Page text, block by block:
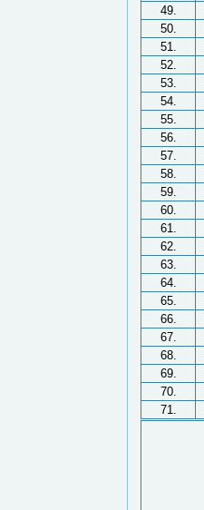
49.
50.
51.
52.
53.
54.
55.
56.
57.
58.
59.
60.
61.
62.
63.
64.
65.
66.
67.
68.
69.
70.
71.